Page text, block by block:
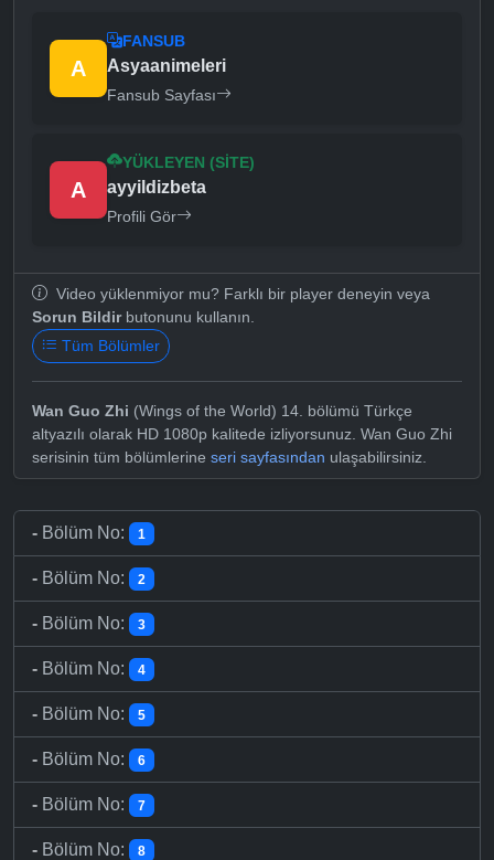
A
FANSUB
Asyaanimeleri
Fansub Sayfası
A
YÜKLEYEN (SITE)
ayyildizbeta
Profili Gör
Video yüklenmiyor mu? Farklı bir player deneyin veya
Sorun Bildirbutonunu kullanın.
Tüm Bölümler
Wan Guo Zhi (Wings of the World) 14. bölümü Türkçe
altyazılı olarak HD 1080p kalitede izliyorsunuz. Wan Guo Zhi
serisinin tüm bölümlerine seri sayfasından ulaşabilirsiniz.
- Bölüm No: 1
- Bölüm No: 2
- Bölüm No: 3
- Bölüm No: 4
- Bölüm No: 5
- Bölüm No: 6
- Bölüm No: 7
- Bölüm No: 8